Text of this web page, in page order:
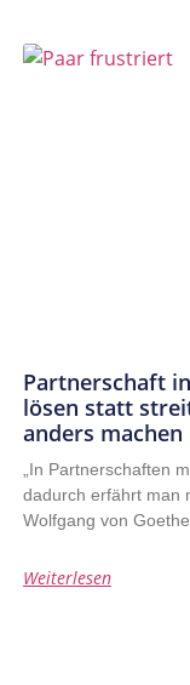
Partnerschaft
lösen statt
anders machen
„In Partnerschaften
dadurch erfährt man
Wolfgang von
Weiterlesen